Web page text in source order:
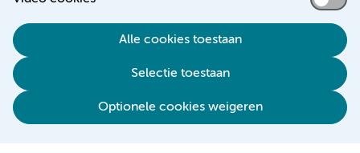
Alle cookies toestaan
Selectie toestaan
Optionele cookies weigeren
Responsible disclosure